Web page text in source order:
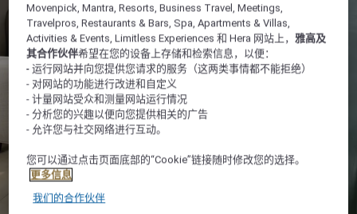
Movenpick, Mantra, Resorts, Business Travel, Meetings,
Travelpros, Restaurants & Bars, Spa, Apartments & Villas,
Activities & Events, Limitless Experiences 和 Hera 网站上， 雅高及
其合作伙伴希望在您的设备上存储和检索信息，以便：
- 运行网站并向您提供您请求的服务（这两类事情都不能拒绝）
- 对网站的功能进行改进和自定义
- 计量网站受众和测量网站运行情况
- 分析您的兴趣以便向您提供相关的广告
- 允许您与社交网络进行互动。
您可以通过点击页面底部的“Cookie”链接随时修改您的选择。
更多信息
我们的合作伙伴